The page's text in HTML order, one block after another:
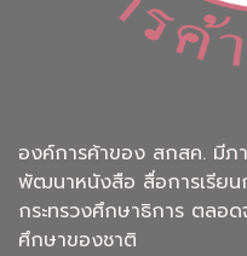
องค์การค้าของ สกสค. มีภ
พัฒนาหนังสือ สื่อการเรีย
กระทรวงศึกษาธิการ ตลอ
ศึกษาของชาติ